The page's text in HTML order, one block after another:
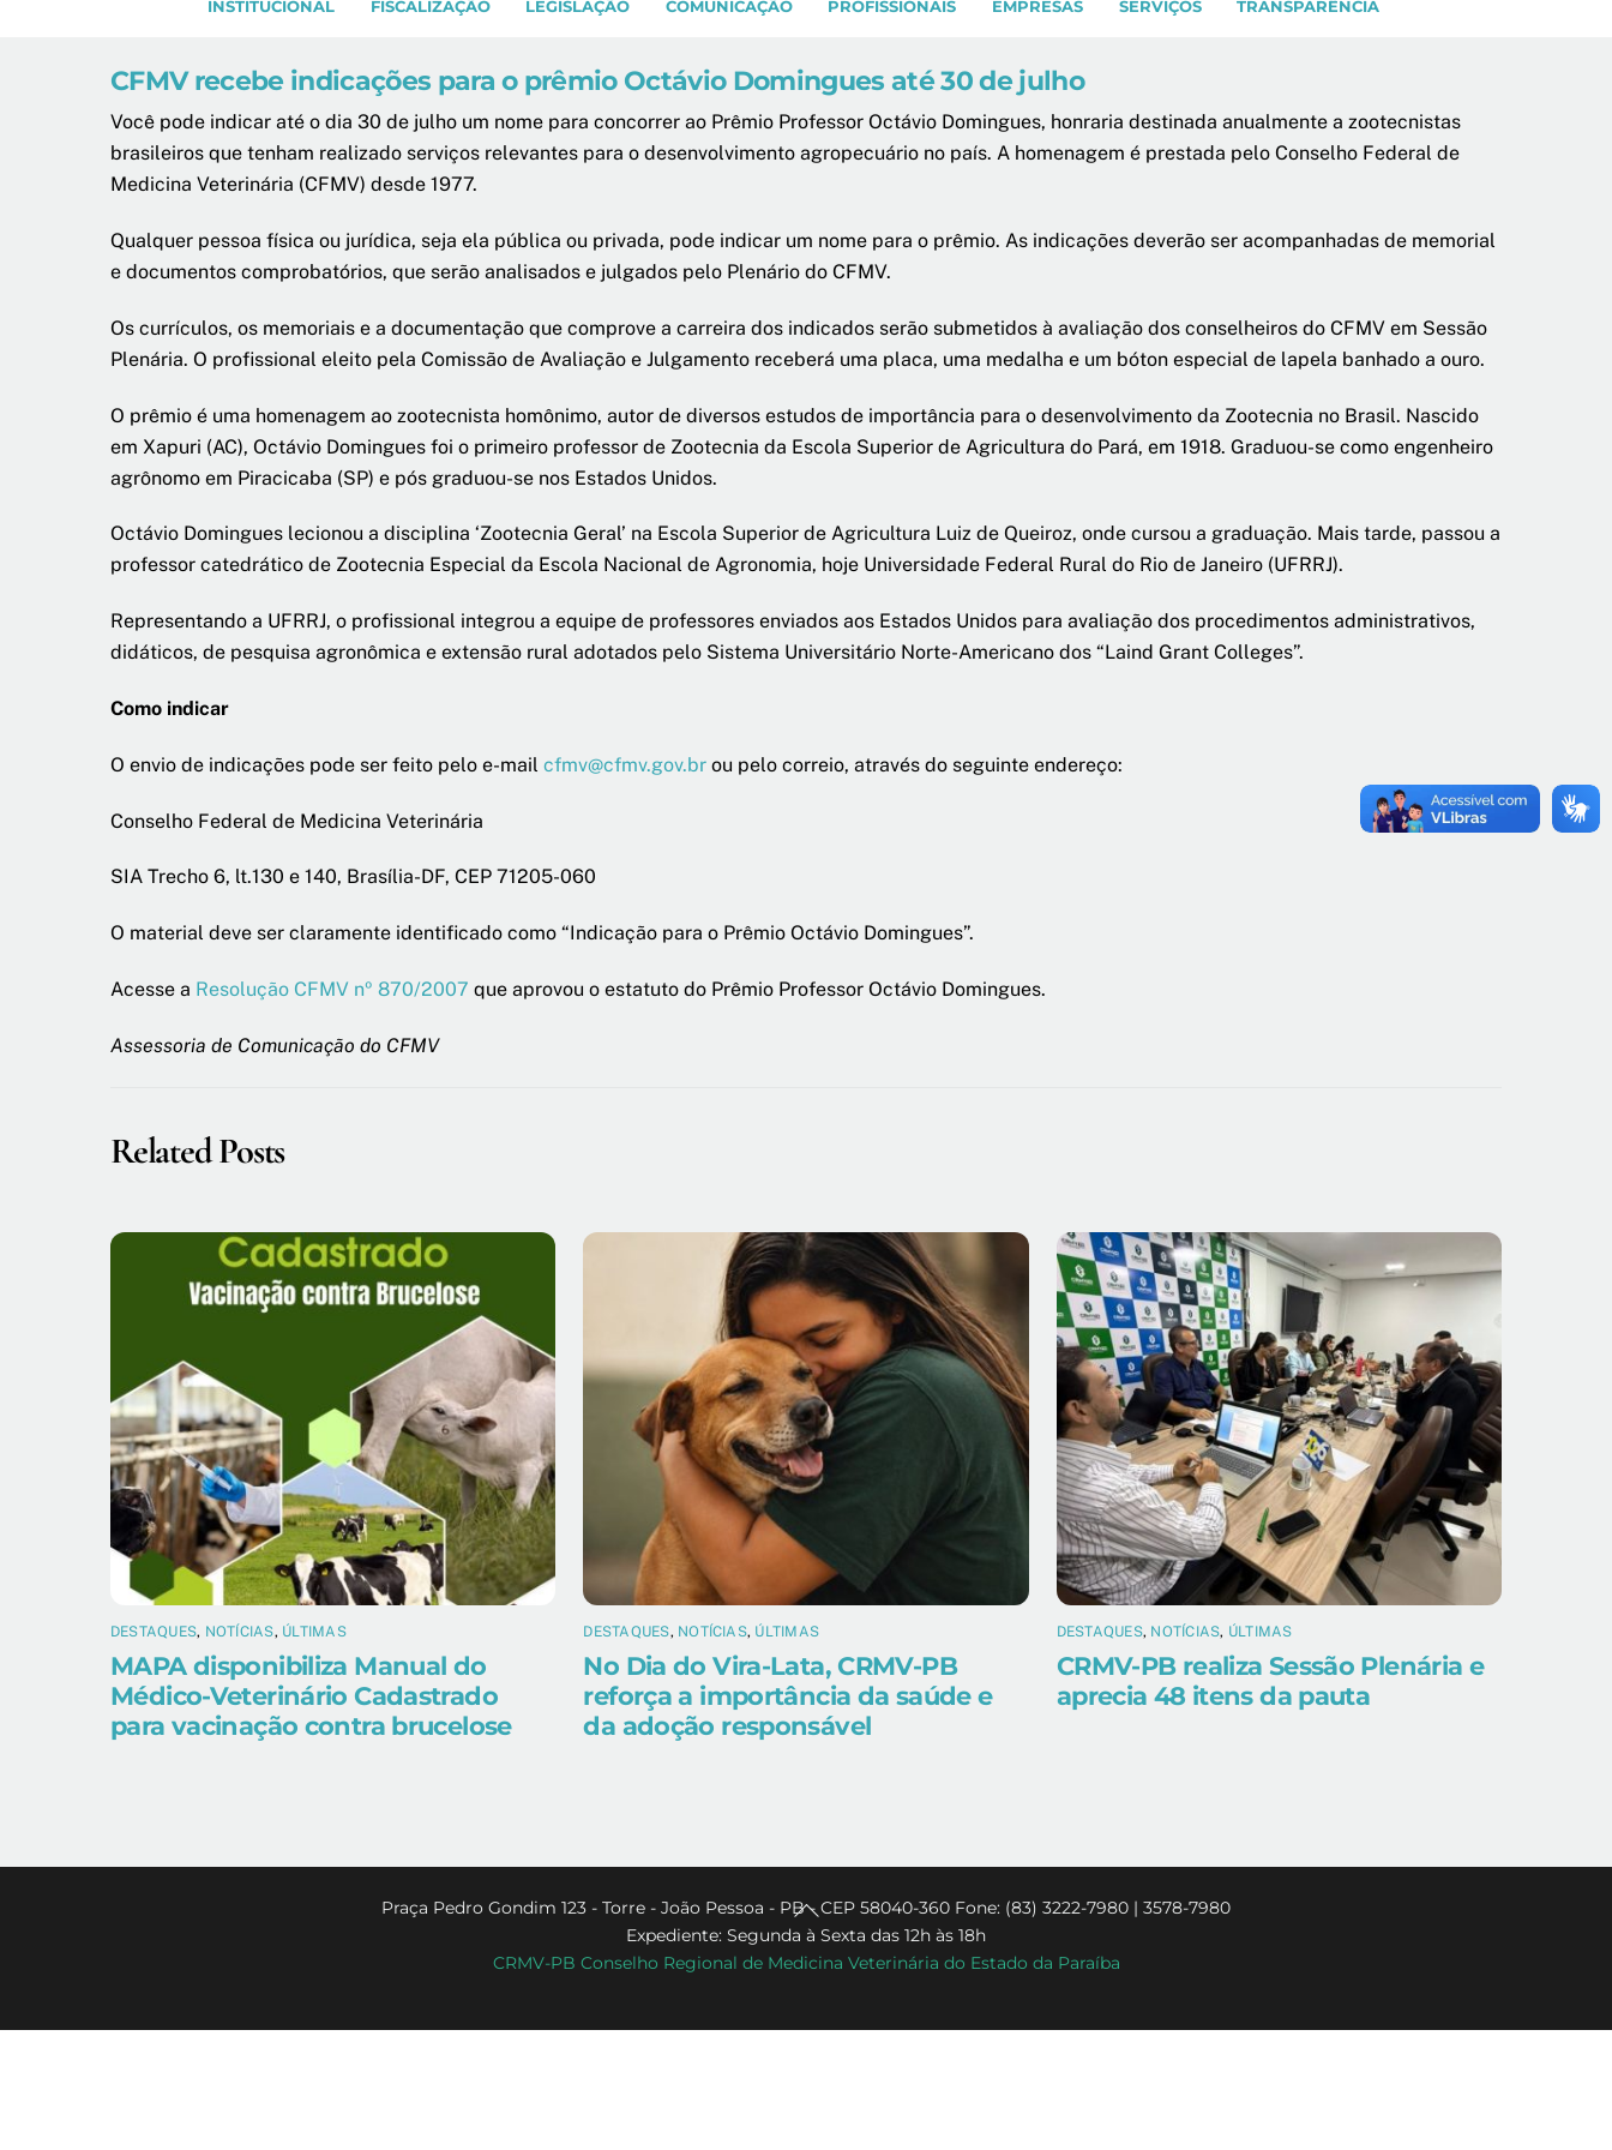
INSTITUCIONAL FISCALIZAÇÃO LEGISLAÇÃO COMUNICAÇÃO PROFISSIONAIS EMPRESAS SERVIÇOS TRANSPARÊNCIA
CFMV recebe indicações para o prêmio Octávio Domingues até 30 de julho
Você pode indicar até o dia 30 de julho um nome para concorrer ao Prêmio Professor Octávio Domingues, honraria destinada anualmente a zootecnistas
brasileiros que tenham realizado serviços relevantes para o desenvolvimento agropecuário no país. A homenagem é prestada pelo Conselho Federal de
Medicina Veterinária (CFMV) desde 1977.
Qualquer pessoa física ou jurídica, seja ela pública ou privada, pode indicar um nome para o prêmio. As indicações deverão ser acompanhadas de memorial
e documentos comprobatórios, que serão analisados e julgados pelo Plenário do CFMV.
Os currículos, os memoriais e a documentação que comprove a carreira dos indicados serão submetidos à avaliação dos conselheiros do CFMV em Sessão
Plenária. O profissional eleito pela Comissão de Avaliação e Julgamento receberá uma placa, uma medalha e um bóton especial de lapela banhado a ouro.
O prêmio é uma homenagem ao zootecnista homônimo, autor de diversos estudos de importância para o desenvolvimento da Zootecnia no Brasil. Nascido
em Xapuri (AC), Octávio Domingues foi o primeiro professor de Zootecnia da Escola Superior de Agricultura do Pará, em 1918. Graduou-se como engenheiro
agrônomo em Piracicaba (SP) e pós graduou-se nos Estados Unidos.
Octávio Domingues lecionou a disciplina ‘Zootecnia Geral’ na Escola Superior de Agricultura Luiz de Queiroz, onde cursou a graduação. Mais tarde, passou a
professor catedrático de Zootecnia Especial da Escola Nacional de Agronomia, hoje Universidade Federal Rural do Rio de Janeiro (UFRRJ).
Representando a UFRRJ, o profissional integrou a equipe de professores enviados aos Estados Unidos para avaliação dos procedimentos administrativos,
didáticos, de pesquisa agronômica e extensão rural adotados pelo Sistema Universitário Norte-Americano dos “Laind Grant Colleges”.
Como indicar
O envio de indicações pode ser feito pelo e-mail cfmv@cfmv.gov.br ou pelo correio, através do seguinte endereço:
Conselho Federal de Medicina Veterinária
SIA Trecho 6, lt.130 e 140, Brasília-DF, CEP 71205-060
O material deve ser claramente identificado como “Indicação para o Prêmio Octávio Domingues”.
Acesse a Resolução CFMV nº 870/2007 que aprovou o estatuto do Prêmio Professor Octávio Domingues.
Assessoria de Comunicação do CFMV
Related Posts
DESTAQUES, NOTÍCIAS, ÚLTIMAS
MAPA disponibiliza Manual do
Médico-Veterinário Cadastrado
para vacinação contra brucelose
DESTAQUES, NOTÍCIAS, ÚLTIMAS
No Dia do Vira-Lata, CRMV-PB
reforça a importância da saúde e
da adoção responsável
DESTAQUES, NOTÍCIAS, ÚLTIMAS
CRMV-PB realiza Sessão Plenária e
aprecia 48 itens da pauta
Back
To
Top
Praça Pedro Gondim 123 - Torre - João Pessoa - PB - CEP 58040-360 Fone: (83) 3222-7980 | 3578-7980
Expediente: Segunda à Sexta das 12h às 18h
CRMV-PB Conselho Regional de Medicina Veterinária do Estado da Paraíba